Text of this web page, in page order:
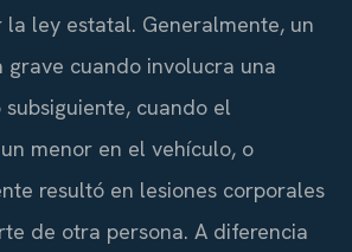
la ley estatal. Generalmente, un
grave cuando involucra una
cuando el
menor en el vehículo, o
resultó en lesiones corporales
de otra persona. A diferencia